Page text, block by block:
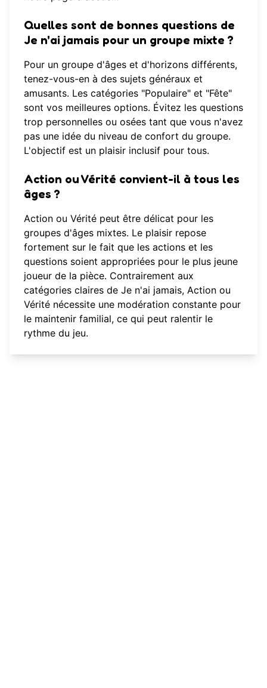
Quelles sont de bonnes questions de
Je n'ai jamais pour un groupe mixte ?
Pour un groupe d'âges et d'horizons différents,
tenez-vous-en à des sujets généraux et
amusants. Les catégories "Populaire" et "Fête"
sont vos meilleures options. Évitez les questions
trop personnelles ou osées tant que vous n'avez
pas une idée du niveau de confort du groupe.
L'objectif est un plaisir inclusif pour tous.
Action ou Vérité convient-il à tous les
âges ?
Action ou Vérité peut être délicat pour les
groupes d'âges mixtes. Le plaisir repose
fortement sur le fait que les actions et les
questions soient appropriées pour le plus jeune
joueur de la pièce. Contrairement aux
catégories claires de Je n'ai jamais, Action ou
Vérité nécessite une modération constante pour
le maintenir familial, ce qui peut ralentir le
rythme du jeu.